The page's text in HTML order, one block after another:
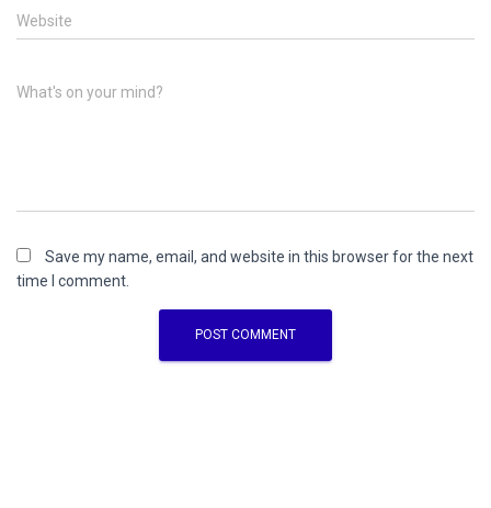
Website
What's on your mind?
Save my name, email, and website in this browser for the next
time I comment.